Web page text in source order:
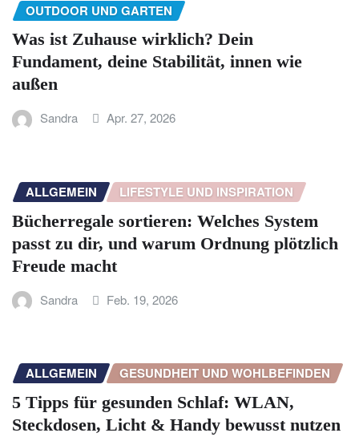
OUTDOOR UND GARTEN
Was ist Zuhause wirklich? Dein
Fundament, deine Stabilität, innen wie
außen
Sandra Apr. 27, 2026
ALLGEMEIN LIFESTYLE UND INSPIRATION
Bücherregale sortieren: Welches System
passt zu dir, und warum Ordnung plötzlich
Freude macht
Sandra Feb. 19, 2026
ALLGEMEIN GESUNDHEIT UND WOHLBEFINDEN
5 Tipps für gesunden Schlaf: WLAN,
Steckdosen, Licht & Handy bewusst nutzen